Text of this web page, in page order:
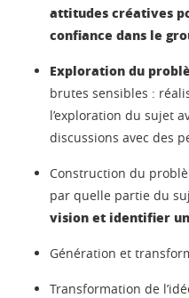
attitudes créatives
confiance dans le
Exploration du
brutes sensibles :
l’exploration du sujet
discussions avec des
Construction du
par quelle partie du
vision et identifier
Génération et
Transformation de